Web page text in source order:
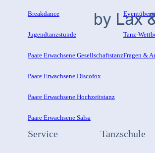
Breakdance
Jugendtanzstunde
Paare Erwachsene Gesellschaftstanz
Paare Erwachsene Discofox
Paare Erwachsene Hochzeitstanz
Paare Erwachsene Salsa
Tanz-
Fragen &
Service Tanzschule